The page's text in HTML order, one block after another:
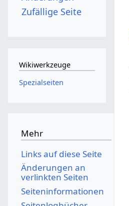
Zufällige Seite
Wikiwerkzeuge
Spezialseiten
Mehr
Links auf diese Seite
Änderungen an
verlinkten Seiten
Seiten­­informationen